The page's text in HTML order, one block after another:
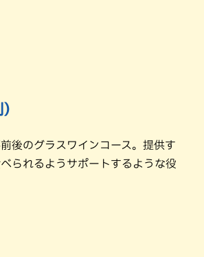
後のグラスワインコース。提供す
られるようサポートするような役